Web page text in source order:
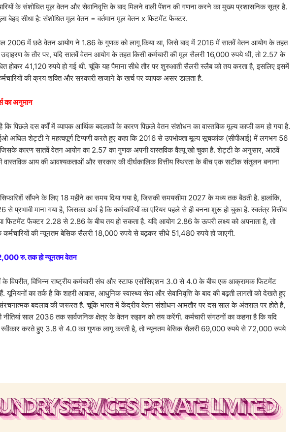
के संशोधित मूल वेतन और सेवानिवृत्ति के बाद मिलने वाली पेंशन की गणना करने का मुख्य प्रशासनिक सूत्र है.
बेहद सीधा है: संशोधित मूल वेतन = वर्तमान मूल वेतन x फिटमेंट फैक्टर.
2006 में छठे वेतन आयोग ने 1.86 के गुणक को लागू किया था, जिसे बाद में 2016 में सातवें वेतन आयोग के तहत
के तौर पर, यदि सातवें वेतन आयोग के तहत किसी कर्मचारी की मूल सैलरी 16,000 रुपये थी, तो 2.57 के
होकर 41,120 रुपये हो गई थी. चूंकि यह पैमाना सीधे तौर पर शुरुआती सैलरी स्लैब को तय करता है, इसलिए इसमें
की क्रय शक्ति और सरकारी खजाने के खर्च पर व्यापक असर डालता है.
का अनुमान
कि पिछले दस वर्षों में व्यापक आर्थिक बदलावों के कारण पिछले वेतन संशोधन का वास्तविक मूल्य काफी कम हो गया है.
अधिल शेट्टी ने महत्वपूर्ण टिप्पणी करते हुए कहा कि 2016 से उपभोक्ता मूल्य सूचकांक (सीपीआई) में लगभग 56
जिसके कारण सातवें वेतन आयोग का 2.57 का गुणक अपनी वास्तविक वैल्यू खो चुका है. शेट्टी के अनुसार, आठवें
वास्तविक आय की आवश्यकताओं और सरकार की दीर्घकालिक वित्तीय स्थिरता के बीच एक सटीक संतुलन बनाना
सौंपने के लिए 18 महीने का समय दिया गया है, जिसकी समयसीमा 2027 के मध्य तक बैठती है. हालांकि,
प्रभावी माना गया है, जिसका अर्थ है कि कर्मचारियों का एरियर पहले से ही बनना शुरू हो चुका है. स्वतंत्र वित्तीय
फिटमेंट फैक्टर 2.28 से 2.86 के बीच तय हो सकता है. यदि आयोग 2.86 के ऊपरी लक्ष्य को अपनाता है, तो
की न्यूनतम बेसिक सैलरी 18,000 रुपये से बढ़कर सीधे 51,480 रुपये हो जाएगी.
रु. तक हो न्यूनतम वेतन
के विपरीत, विभिन्न राष्ट्रीय कर्मचारी संघ और स्टाफ एसोसिएशन 3.0 से 4.0 के बीच एक आक्रामक फिटमेंट
यूनियनों का तर्क है कि शहरी आवास, आधुनिक स्वास्थ्य सेवा और सेवानिवृत्ति के बाद की बढ़ती लागतों को देखते हुए
बदलाव की जरूरत है. चूंकि भारत में केंद्रीय वेतन संशोधन आमतौर पर दस साल के अंतराल पर होते हैं,
साल 2036 तक सार्वजनिक क्षेत्र के वेतन रुझान को तय करेंगी. कर्मचारी संगठनों का कहना है कि यदि
स्वीकार करते हुए 3.8 से 4.0 का गुणक लागू करती है, तो न्यूनतम बेसिक सैलरी 69,000 रुपये से 72,000 रुपये